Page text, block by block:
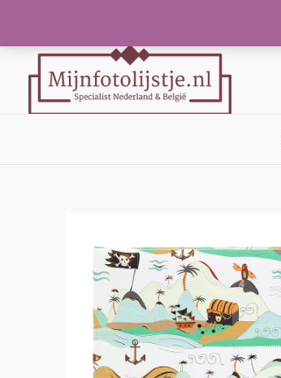
inhoud